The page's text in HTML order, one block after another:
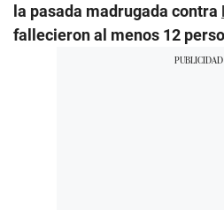
la pasada madrugada contra
fallecieron al menos 12